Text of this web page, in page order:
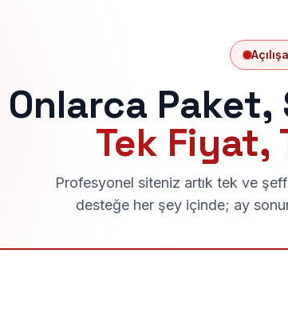
Onlarca Paket,
Tek Fiyat,
Profesyonel siteniz artık tek ve
desteğe her şey içinde; ay